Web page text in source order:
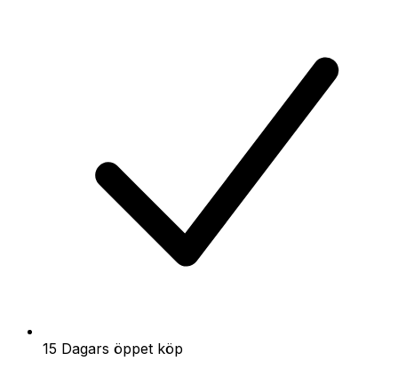
15 Dagars öppet köp